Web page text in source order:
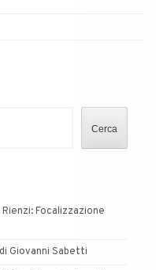
Cerca
Focalizzazione
Giovanni Sabetti